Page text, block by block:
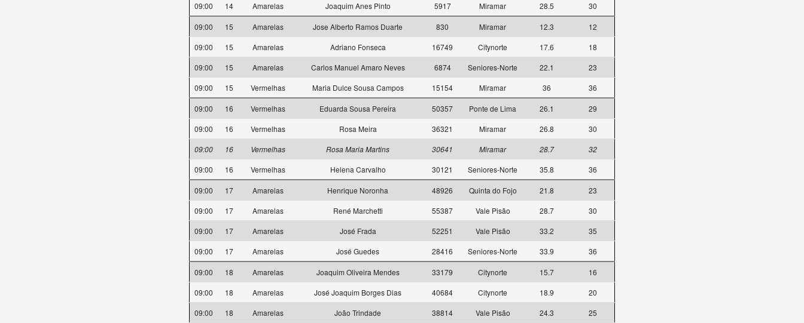
09:00
14 Amarelas Joaquim Anes Pinto 5917 Miramar 28.5 30
09:00 15 Amarelas Jose Alberto Ramos Duarte 830 Miramar 12.3
12
09:00
15 Amarelas Adriano Fonseca 16749 Citynorte 17.6
18
09:00
15 Amarelas Carlos Manuel Amaro Neves 6874 Seniores-Norte 22.1
23
09:00
15 Vermelhas Maria Dulce Sousa Campos 15154 Miramar 36 36
09:00 16 Vermelhas Eduarda Sousa Pereira 50357 Ponte de Lima 26.1
29
09:00
16 Vermelhas Rosa Meira 36321 Miramar 26.8
30
09:00
16 Vermelhas Rosa Maria Martins 30641 Miramar 28.7
32
09:00
16 Vermelhas Helena Carvalho 30121 Seniores-Norte 35.8 36
09:00 17 Amarelas Henrique Noronha 48926 Quinta do Fojo 21.8
23
09:00
17 Amarelas René Marchetti 55387 Vale Pisão 28.7
30
09:00
17 Amarelas José Frada 52251 Vale Pisão 33.2
35
09:00
17 Amarelas José Guedes 28416 Seniores-Norte 33.9 36
09:00 18 Amarelas Joaquim Oliveira Mendes 33179 Citynorte 15.7
16
09:00
18 Amarelas José Joaquim Borges Dias 40684 Citynorte 18.9
20
09:00
18 Amarelas João Trindade 38814 Vale Pisão 24.3
25